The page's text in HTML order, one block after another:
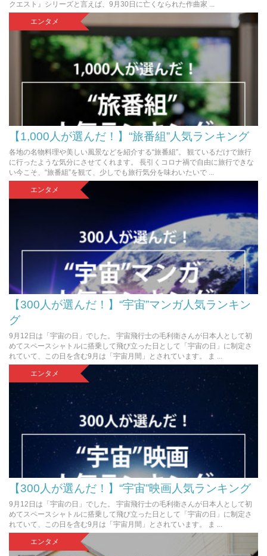
クエスト』シリーズと言えば、9月30日に亡くなられた作曲家 ...
エンタメ
【1,000人が選んだ！】“旅番組”人気ランキング
各地の名物料理や美しい風景などを紹介する“旅番組”。 観ているだけで旅行
に行ったような気分にさせてくれます。 長引くコロナ禍で自由に旅行できな
い今こそ、“旅番組”を観て、少しでも旅行気分を味わいたいで ...
エンタメ
【300人が選んだ！】“宇宙”マンガ人気ランキン
グ
9月12日は「宇宙の日」でした。 宇宙飛行士の毛利衛さんが日本人として初
めてスペースシャトルに搭乗して飛び立った日として「宇宙の日」に制定さ
れていて、この日を含む9月は「宇宙月間」とされています。 ま ...
エンタメ
【300人が選んだ！】“宇宙”映画人気ランキング
9月12日は「宇宙の日」でした。 宇宙飛行士の毛利衛さんが日本人として初
めてスペースシャトルに搭乗して飛び立った日として「宇宙の日」に制定さ
れていて、この日を含む9月は「宇宙月間」とされています。 ま ...
エンタメ